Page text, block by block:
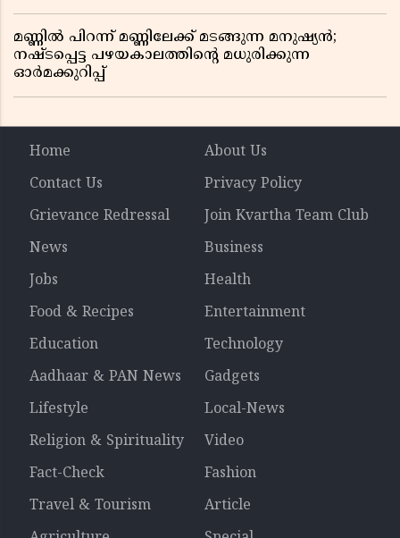
മണ്ണിൽ പിറന്ന് മണ്ണിലേക്ക് മടങ്ങുന്ന മനുഷ്യൻ;
നഷ്ടപ്പെട്ട പഴയകാലത്തിൻ്റെ മധുരിക്കുന്ന
ഓർമക്കുറിപ്പ്
Home
About Us
Contact Us
Privacy Policy
Grievance Redressal
Join Kvartha Team Club
News
Business
Jobs
Health
Food & Recipes
Entertainment
Education
Technology
Aadhaar & PAN News
Gadgets
Lifestyle
Local-News
Religion & Spirituality
Video
Fact-Check
Fashion
Travel & Tourism
Article